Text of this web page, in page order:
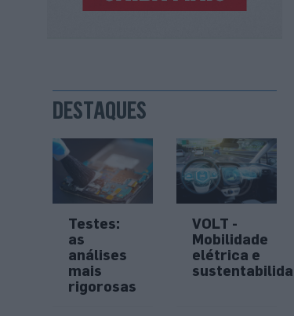
DESTAQUES
Testes:
as
análises
mais
rigorosas
VOLT -
Mobilidade
elétrica e